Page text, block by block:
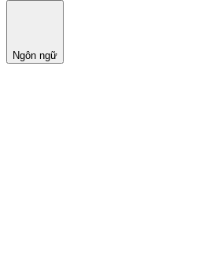
Ngôn ngữ